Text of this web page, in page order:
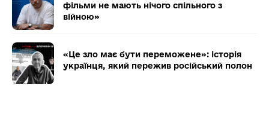
фільми не мають нічого спільного з
війною»
«Це зло має бути переможене»: історія
українця, який пережив російський полон